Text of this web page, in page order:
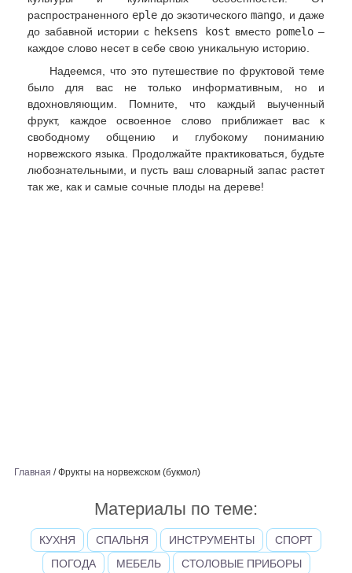
распространенного eple до экзотическогоmango , и даже
до забавной истории с heksens kost вместо pomelo –
каждое слово несет в себе свою уникальную историю.
Надеемся, что это путешествие по фруктовой теме
было для вас не только информативным, но и
вдохновляющим. Помните, что каждый выученный
фрукт, каждое освоенное слово приближает вас к
свободному общению и глубокому пониманию
норвежского языка. Продолжайте практиковаться, будьте
любознательными, и пусть ваш словарный запас растет
так же, как и самые сочные плоды на дереве!
Главная / Фрукты на норвежском (букмол)
Материалы по теме:
КУХНЯ СПАЛЬНЯ ИНСТРУМЕНТЫ
СПОРТ
ПОГОДА
МЕБЕЛЬ
СТОЛОВЫЕ ПРИБОРЫ